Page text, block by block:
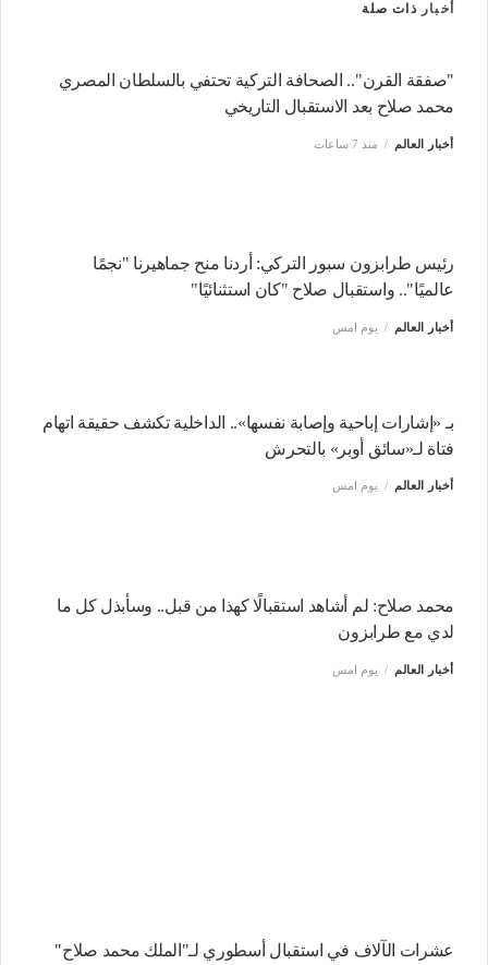
أخبار ذات صلة
"صفقة القرن".. الصحافة التركية تحتفي بالسلطان المصري
محمد صلاح بعد الاستقبال التاريخي
أخبار العالم منذ 7 ساعات
رئيس طرابزون سبور التركي: أردنا منح جماهيرنا "نجمًا
عالميًا".. واستقبال صلاح "كان استثنائيًا"
أخبار العالم يوم امس
بـ «إشارات إباحية وإصابة نفسها».. الداخلية تكشف حقيقة اتهام
فتاة لـ«سائق أوبر» بالتحرش
أخبار العالم يوم امس
محمد صلاح: لم أشاهد استقبالًا كهذا من قبل.. وسأبذل كل ما
لدي مع طرابزون
أخبار العالم يوم امس
عشرات الآلاف في استقبال أسطوري لـ"الملك محمد صلاح"